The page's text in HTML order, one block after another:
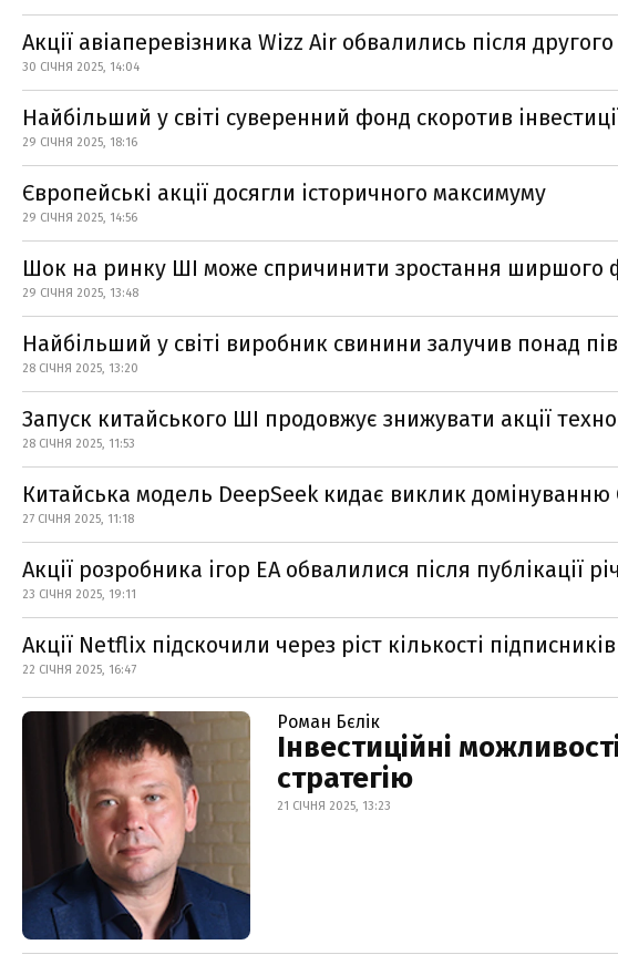
Акції авіаперевізника Wizz Air обвалились після
30 СІЧНЯ 2025, 14:04
Найбільший у світі суверенний фонд скоротив
29 СІЧНЯ 2025, 18:16
Європейські акції досягли історичного максимуму
29 СІЧНЯ 2025, 14:56
Шок на ринку ШІ може спричинити зростання ширшого
29 СІЧНЯ 2025, 13:48
Найбільший у світі виробник свинини залучив понад
28 СІЧНЯ 2025, 13:20
Запуск китайського ШІ продовжує знижувати акції
28 СІЧНЯ 2025, 11:53
Китайська модель DeepSeek кидає виклик
27 СІЧНЯ 2025, 11:18
Акції розробника ігор EA обвалилися після публікації
23 СІЧНЯ 2025, 19:11
Акції Netflix підскочили через ріст кількості підписників
22 СІЧНЯ 2025, 16:47
Роман Бєлік
Інвестиційні
стратегію
21 СІЧНЯ 2025, 13:23